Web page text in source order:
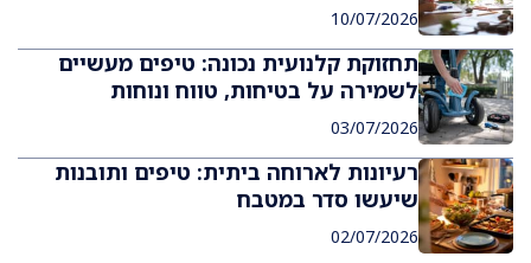
10/07/2026
תחזוקת קלנועית נכונה: טיפים מעשיים
לשמירה על בטיחות, טווח ונוחות
03/07/2026
רעיונות לארוחה ביתית: טיפים ותובנות
שיעשו סדר במטבח
02/07/2026